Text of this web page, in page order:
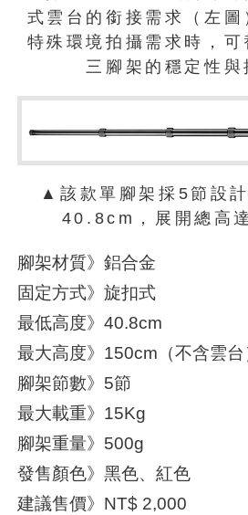
式雲台的銜接需求（左
特殊環境拍攝需求時，可
三腳架的穩定性與
▲該款單腳架採5節設
40.8cm，展開總高
腳架材質》鋁合金
固定方式》旋扣式
最低高度》40.8cm
最大高度》150cm（不含雲台
腳架節數》5節
最大載重》15Kg
腳架重量》500g
發售顏色》黑色、紅色
建議售價》NT$ 2,000